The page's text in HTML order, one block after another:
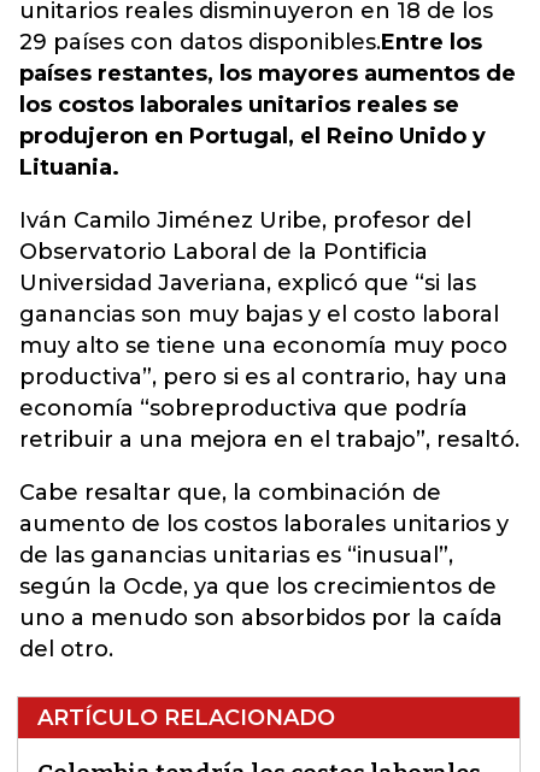
unitarios reales disminuyeron en 18 de los
29 países con datos disponibles.Entre los
países restantes, los mayores aumentos de
los costos laborales unitarios reales se
produjeron en Portugal, el Reino Unido y
Lituania.
Iván Camilo Jiménez Uribe, profesor del
Observatorio Laboral de la Pontificia
Universidad Javeriana, explicó que “si las
ganancias son muy bajas y el costo laboral
muy alto se tiene una economía muy poco
productiva”, pero si es al contrario, hay una
economía “sobreproductiva que podría
retribuir a una mejora en el trabajo”, resaltó.
Cabe resaltar que, la combinación de
aumento de los costos laborales unitarios y
de las ganancias unitarias es “inusual”,
según la Ocde, ya que los crecimientos de
uno a menudo son absorbidos por la caída
del otro.
ARTÍCULO RELACIONADO